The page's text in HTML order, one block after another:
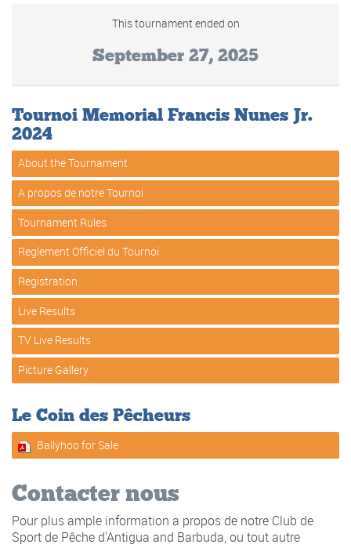
This tournament ended on
September 27, 2025
Tournoi Memorial Francis Nunes Jr.
2024
About the Tournament
A propos de notre Tournoi
Tournament Rules
Reglement Officiel du Tournoi
Registration
Live Results
TV Live Results
Picture Gallery
Le Coin des Pêcheurs
Ballyhoo for Sale
Contacter nous
Pour plus ample information a propos de notre Club de
Sport de Pêche d'Antigua and Barbuda, ou tout autre